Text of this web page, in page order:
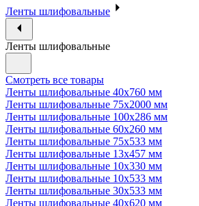
Ленты шлифовальные
Ленты шлифовальные
Смотреть все товары
Ленты шлифовальные 40х760 мм
Ленты шлифовальные 75х2000 мм
Ленты шлифовальные 100х286 мм
Ленты шлифовальные 60х260 мм
Ленты шлифовальные 75х533 мм
Ленты шлифовальные 13х457 мм
Ленты шлифовальные 10х330 мм
Ленты шлифовальные 10х533 мм
Ленты шлифовальные 30х533 мм
Ленты шлифовальные 40х620 мм